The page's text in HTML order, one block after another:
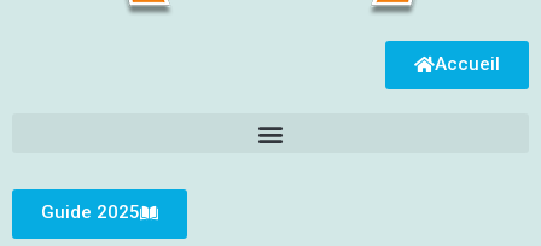
Accueil
Guide 2025